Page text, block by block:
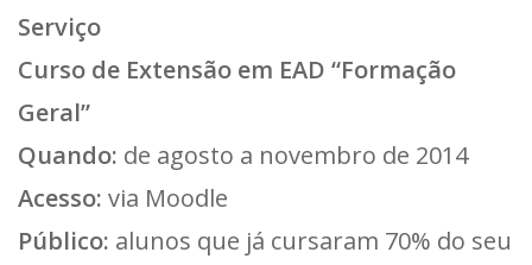
Serviço
Curso de Extensão em EAD “Formação
Geral”
Quando: de agosto a novembro de 2014
Acesso: via Moodle
Público: alunos que já cursaram 70% do seu